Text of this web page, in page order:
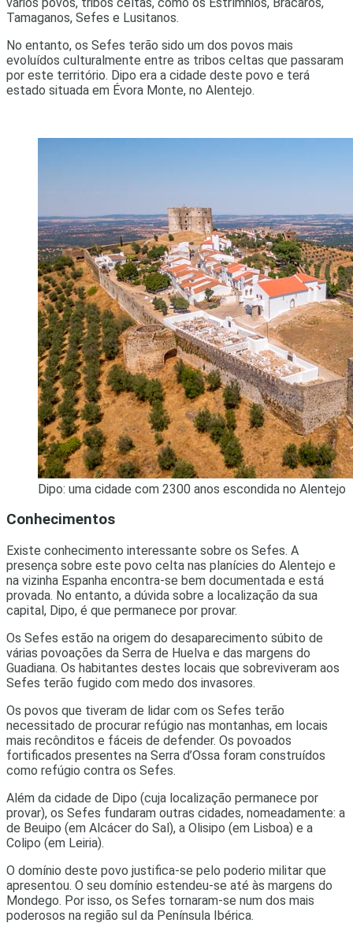
Tamaganos, Sefes e Lusitanos.
No entanto, os Sefes terão sido um dos povos mais
evoluídos culturalmente entre as tribos celtas que passaram
por este território. Dipo era a cidade deste povo e terá
estado situada em Évora Monte, no Alentejo.
Dipo: uma cidade com 2300 anos escondida no Alentejo
Conhecimentos
Existe conhecimento interessante sobre os Sefes. A
presença sobre este povo celta nas planícies do Alentejo e
na vizinha Espanha encontra-se bem documentada e está
provada. No entanto, a dúvida sobre a localização da sua
capital, Dipo, é que permanece por provar.
Os Sefes estão na origem do desaparecimento súbito de
várias povoações da Serra de Huelva e das margens do
Guadiana. Os habitantes destes locais que sobreviveram aos
Sefes terão fugido com medo dos invasores.
Os povos que tiveram de lidar com os Sefes terão
necessitado de procurar refúgio nas montanhas, em locais
mais recônditos e fáceis de defender. Os povoados
fortificados presentes na Serra d’Ossa foram construídos
como refúgio contra os Sefes.
Além da cidade de Dipo (cuja localização permanece por
provar), os Sefes fundaram outras cidades, nomeadamente: a
de Beuipo (em Alcácer do Sal), a Olisipo (em Lisboa) e a
Colipo (em Leiria).
O domínio deste povo justifica-se pelo poderio militar que
apresentou. O seu domínio estendeu-se até às margens do
Mondego. Por isso, os Sefes tornaram-se num dos mais
poderosos na região sul da Península Ibérica.